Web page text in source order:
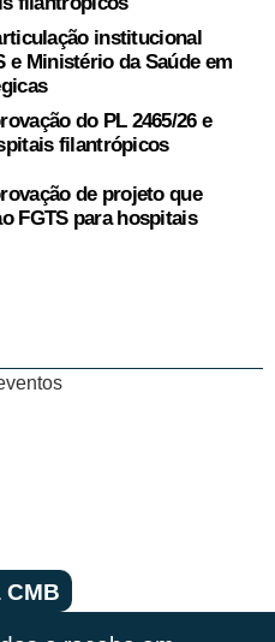
institucional
e Ministério da Saúde em
do PL 2465/26 e
filantrópicos
de projeto que
FGTS para hospitais